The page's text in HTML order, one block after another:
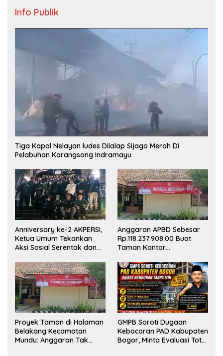
Info Publik
Tiga Kapal Nelayan ludes Dilalap Sijago Merah Di
Pelabuhan Karangsong Indramayu
Anniversary ke-2 AKPERSI,
Ketua Umum Tekankan
Aksi Sosial Serentak dan
Konstituen ke Dewan Pers
Anggaran APBD Sebesar
Rp.118.237.908.00 Buat
Taman Kantor
Masuk Akal, Harus
Dipertanggungjawabkan
Secara Terbuka!
Proyek Taman di Halaman
Belakang Kecamatan
Mundu: Anggaran Tak
GMPB Soroti Dugaan
Kebocoran PAD Kabupaten
Bogor, Minta Evaluasi Total